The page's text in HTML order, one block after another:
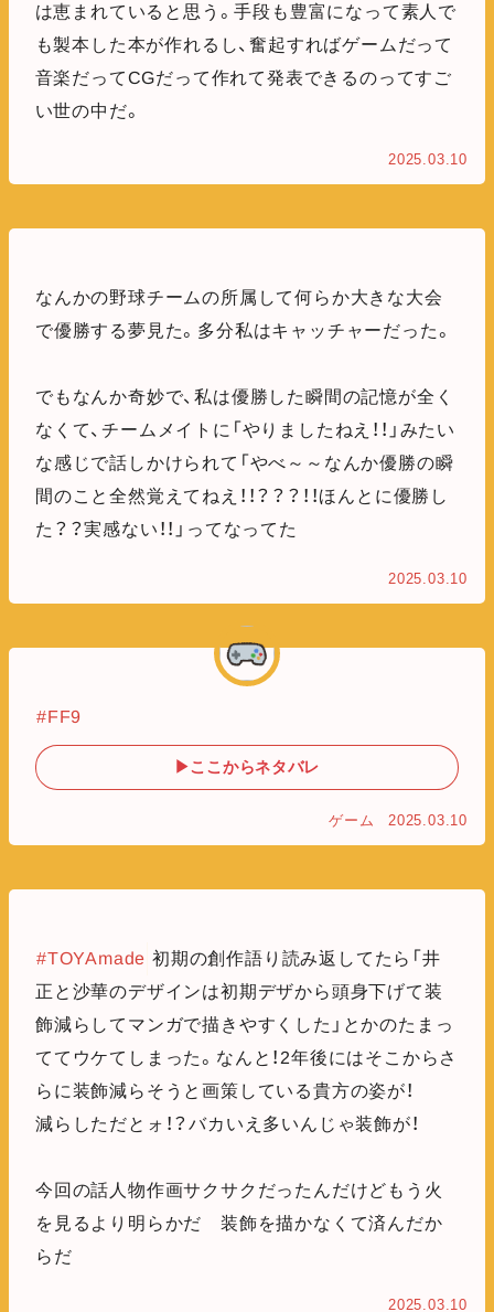
は恵まれていると思う。手段も豊富になって素人で
も製本した本が作れるし、奮起すればゲームだって
音楽だってCGだって作れて発表できるのってすご
い世の中だ。
2025.03.10
なんかの野球チームの所属して何らか大きな大会
で優勝する夢見た。多分私はキャッチャーだった。
でもなんか奇妙で、私は優勝した瞬間の記憶が全く
なくて、チームメイトに「やりましたねえ！！」みたい
な感じで話しかけられて「やべ～～なんか優勝の瞬
間のこと全然覚えてねえ！！？？？！！ほんとに優勝し
た？？実感ない！！」ってなってた
2025.03.10
#FF9
▶ここからネタバレ
ゲーム 2025.03.10
#TOYAmade 初期の創作語り読み返してたら「井
正と沙華のデザインは初期デザから頭身下げて装
飾減らしてマンガで描きやすくした」とかのたまっ
ててウケてしまった。なんと！2年後にはそこからさ
らに装飾減らそうと画策している貴方の姿が！
減らしただとォ！？バカいえ多いんじゃ装飾が！
今回の話人物作画サクサクだったんだけどもう火
を見るより明らかだ 装飾を描かなくて済んだか
らだ
2025.03.10